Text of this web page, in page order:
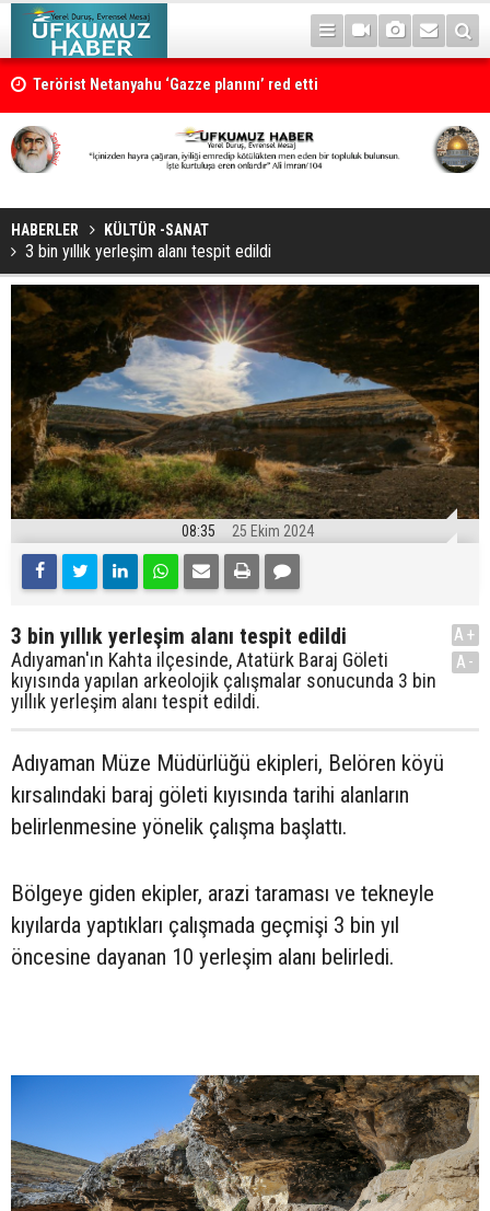
Terörist Netanyahu ‘Gazze planını’ red etti
HABERLER KÜLTÜR -SANAT
3 bin yıllık yerleşim alanı tespit edildi
08:35 25 Ekim 2024
3 bin yıllık yerleşim alanı tespit edildi
Adıyaman'ın Kahta ilçesinde, Atatürk Baraj Göleti
kıyısında yapılan arkeolojik çalışmalar sonucunda 3 bin
yıllık yerleşim alanı tespit edildi.
A+
A-
Adıyaman Müze Müdürlüğü ekipleri, Belören köyü
kırsalındaki baraj göleti kıyısında tarihi alanların
belirlenmesine yönelik çalışma başlattı.
Bölgeye giden ekipler, arazi taraması ve tekneyle
kıyılarda yaptıkları çalışmada geçmişi 3 bin yıl
öncesine dayanan 10 yerleşim alanı belirledi.